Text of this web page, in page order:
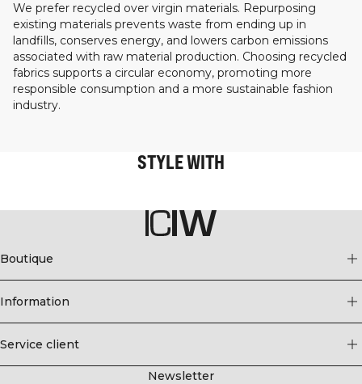
We prefer recycled over virgin materials. Repurposing
existing materials prevents waste from ending up in
landfills, conserves energy, and lowers carbon emissions
associated with raw material production. Choosing recycled
fabrics supports a circular economy, promoting more
responsible consumption and a more sustainable fashion
industry.
STYLE WITH
Boutique
Information
Service client
Newsletter